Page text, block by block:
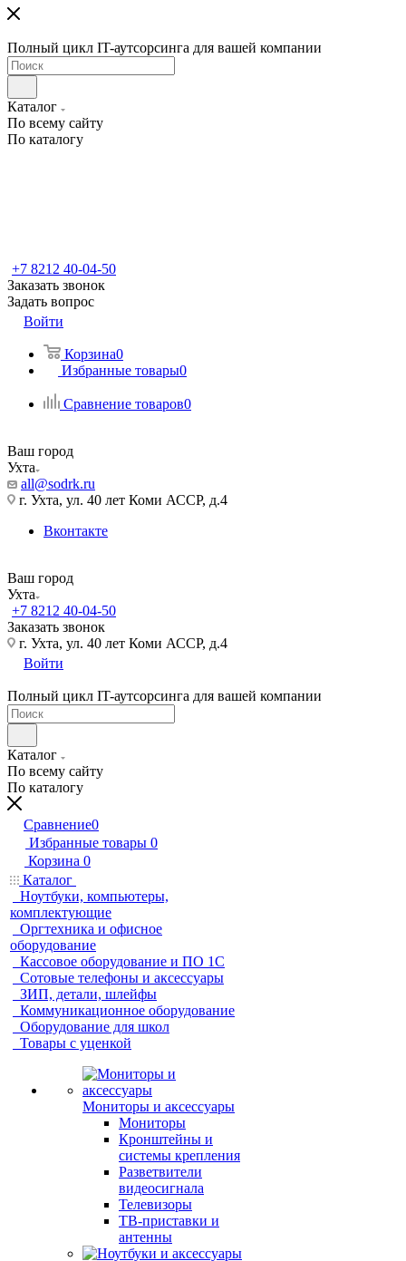
Полный цикл IT-аутсорсинга для вашей компании
Каталог
По всему сайту
По каталогу
+7 8212 40-04-50
Заказать звонок
Задать вопрос
Войти
Корзина0
Избранные товары0
Сравнение товаров0
Ваш город
Ухта
all@sodrk.ru
г. Ухта, ул. 40 лет Коми АССР, д.4
Вконтакте
Ваш город
Ухта
+7 8212 40-04-50
Заказать звонок
г. Ухта, ул. 40 лет Коми АССР, д.4
Войти
Полный цикл IT-аутсорсинга для вашей компании
Каталог
По всему сайту
По каталогу
Сравнение0
Избранные товары 0
Корзина 0
Каталог
Ноутбуки, компьютеры,
комплектующие
Оргтехника и офисное
оборудование
Кассовое оборудование и ПО 1С
Сотовые телефоны и аксессуары
ЗИП, детали, шлейфы
Коммуникационное оборудование
Оборудование для школ
Товары с уценкой
Мониторы и аксессуары
Мониторы
Кронштейны и
системы крепления
Разветвители
видеосигнала
Телевизоры
ТВ-приставки и
антенны